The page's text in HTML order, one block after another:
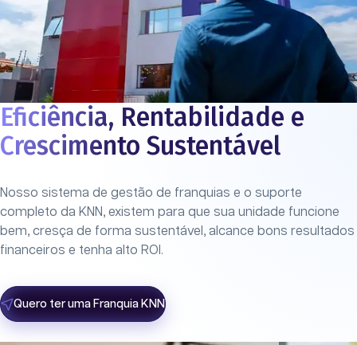
Eficiência, Rentabilidade e
Crescimento Sustentável
Nosso sistema de gestão de franquias e o suporte
completo da KNN, existem para que sua unidade funcione
bem, cresça de forma sustentável, alcance bons resultados
financeiros e tenha alto ROI.
Quero ter uma Franquia KNN